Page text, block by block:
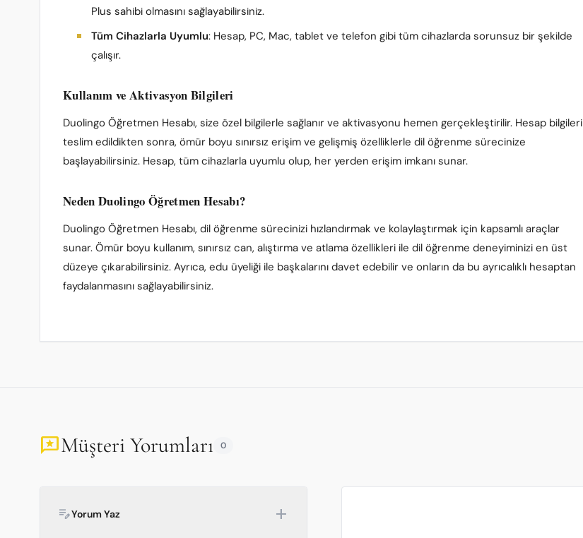
Plus sahibi olmasını sağlayabilirsiniz.
Tüm Cihazlarla Uyumlu: Hesap, PC, Mac, tablet ve telefon gibi tüm cihazlarda sorunsuz bir şekilde
çalışır.
Kullanım ve Aktivasyon Bilgileri
Duolingo Öğretmen Hesabı, size özel bilgilerle sağlanır ve aktivasyonu hemen gerçekleştirilir. Hesap bilgileri
teslim edildikten sonra, ömür boyu sınırsız erişim ve gelişmiş özelliklerle dil öğrenme sürecinize
başlayabilirsiniz. Hesap, tüm cihazlarla uyumlu olup, her yerden erişim imkanı sunar.
Neden Duolingo Öğretmen Hesabı?
Duolingo Öğretmen Hesabı, dil öğrenme sürecinizi hızlandırmak ve kolaylaştırmak için kapsamlı araçlar
sunar. Ömür boyu kullanım, sınırsız can, alıştırma ve atlama özellikleri ile dil öğrenme deneyiminizi en üst
düzeye çıkarabilirsiniz. Ayrıca, edu üyeliği ile başkalarını davet edebilir ve onların da bu ayrıcalıklı hesaptan
faydalanmasını sağlayabilirsiniz.
reviewsMüşteri Yorumları 0
edit_noteYorum Yaz add